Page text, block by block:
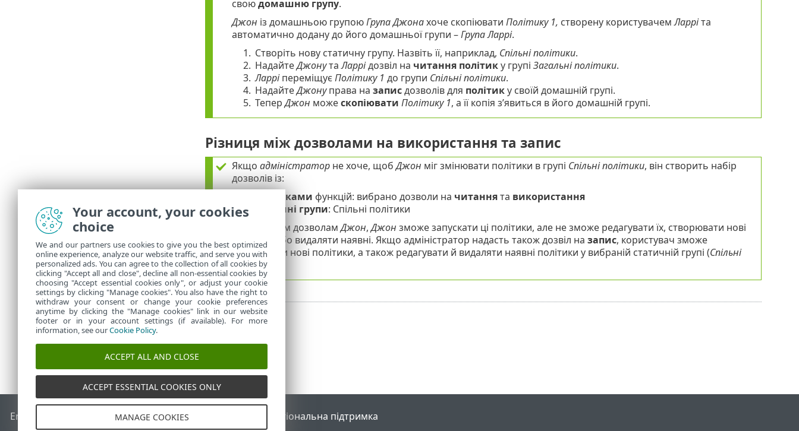
своюдомашню групу.
Джон із домашньою групоюГрупа Джонахоче скопіювати Політику 1, створену користувачемЛарріта
автоматично додану до його домашньої групи –Група Ларрі.
1. Створіть нову статичну групу. Назвіть її, наприклад, Спільні політики.
2. НадайтеДжонутаЛаррідозвіл на читання політику групі Загальні політики.
3. ЛарріпереміщуєПолітику 1 до групи Спільні політики.
4. НадайтеДжонуправа на записдозволів для політику своїй домашній групі.
5. ТеперДжон можескопіювати Політику 1, а її копія з’явиться в його домашній групі.
Різниця між дозволами на використання та запис
Якщо адміністраторне хоче, щобДжон міг змінювати політики в групі Спільні політики, він створить набір
дозволів із:
Політиками функцій: вибрано дозволи на читаннята використання
• Статичні групи: Спільні політики
Завдяки цим дозволамДжон,Джон зможе запускати ці політики, але не зможе редагувати їх, створювати нові
політики або видаляти наявні. Якщо адміністратор надасть також дозвіл на запис, користувач зможе
створювати нові політики, а також редагувати й видаляти наявні політики у вибраній статичній групі (Спільні
політики
End of Life База знань ESETФорум ESET Регіональна підтримка
Your account, your cookies
choice
We and our partners use cookies to give you the best optimized
online experience, analyze our website traffic, and serve you with
personalized ads. You can agree to the collection of all cookies by
clicking "Accept all and close", decline all non-essential cookies by
choosing "Accept essential cookies only", or adjust your cookie
settings by clicking "Manage cookies". You also have the right to
withdraw your consent or change your cookie preferences
anytime by clicking the "Manage cookies" link in our website
footer or in your account settings (if available). For more
information, see ourCookie Policy.
ACCEPT ALL AND CLOSE
ACCEPT ESSENTIAL COOKIES ONLY
MANAGE COOKIES